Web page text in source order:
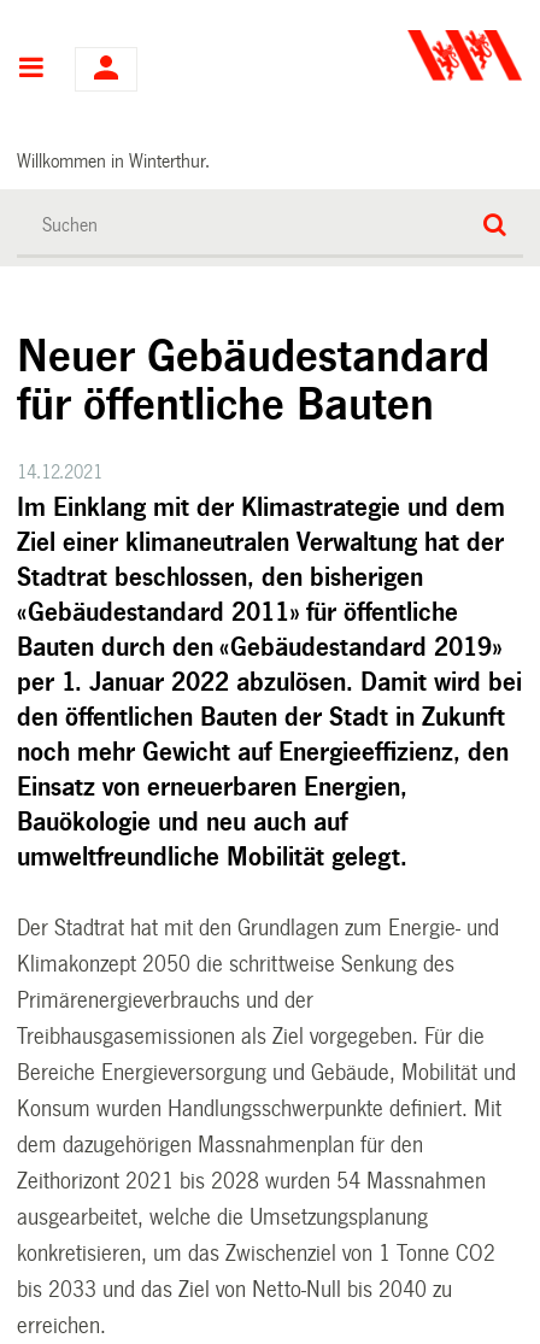
Hauptnavigation
Willkommen in Winterthur.
Neuer Gebäudestandard
für öffentliche Bauten
14.12.2021
Im Einklang mit der Klimastrategie und dem
Ziel einer klimaneutralen Verwaltung hat der
Stadtrat beschlossen, den bisherigen
«Gebäudestandard 2011» für öffentliche
Bauten durch den «Gebäudestandard 2019»
per 1. Januar 2022 abzulösen. Damit wird bei
den öffentlichen Bauten der Stadt in Zukunft
noch mehr Gewicht auf Energieeffizienz, den
Einsatz von erneuerbaren Energien,
Bauökologie und neu auch auf
umweltfreundliche Mobilität gelegt.
Der Stadtrat hat mit den Grundlagen zum Energie- und
Klimakonzept 2050 die schrittweise Senkung des
Primärenergieverbrauchs und der
Treibhausgasemissionen als Ziel vorgegeben. Für die
Bereiche Energieversorgung und Gebäude, Mobilität und
Konsum wurden Handlungsschwerpunkte definiert. Mit
dem dazugehörigen Massnahmenplan für den
Zeithorizont 2021 bis 2028 wurden 54 Massnahmen
ausgearbeitet, welche die Umsetzungsplanung
konkretisieren, um das Zwischenziel von 1 Tonne CO2
bis 2033 und das Ziel von Netto-Null bis 2040 zu
erreichen.